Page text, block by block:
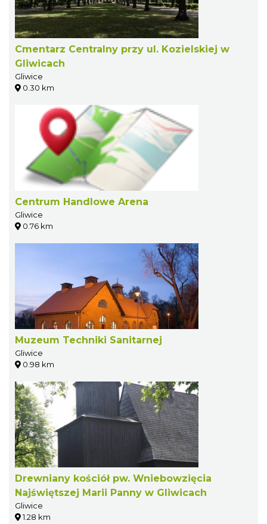
Cmentarz Centralny przy ul. Kozielskiej w
Gliwicach
Gliwice
0.30 km
Centrum Handlowe Arena
Gliwice
0.76 km
Muzeum Techniki Sanitarnej
Gliwice
0.98 km
Drewniany kościół pw. Wniebowzięcia
Najświętszej Marii Panny w Gliwicach
Gliwice
1.28 km